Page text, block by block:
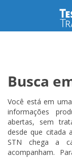
Busca
Você está em
informações
abertas, sem
desde que citada
STN chega a
acompanham.